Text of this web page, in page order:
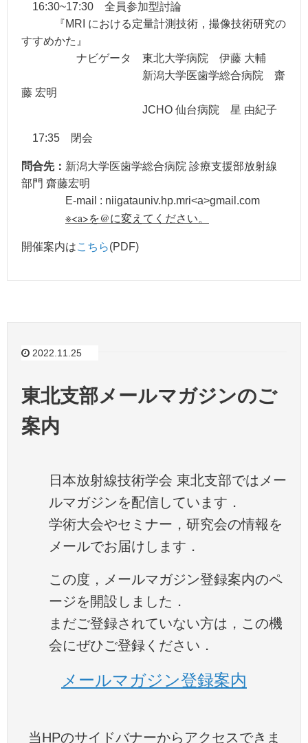
16:30~17:30 全員参加型討論
『MRI における定量計測技術，撮像技術研究の
すすめかた』
ナビゲータ 東北⼤学病院 伊藤 ⼤輔
新潟⼤学医⻭学総合病院 齋
藤 宏明
JCHO 仙台病院 星 由紀⼦
17:35 閉会
問合先： 新潟⼤学医⻭学総合病院 診療⽀援部放射線
部⾨ 齋藤宏明
E-mail : niigatauniv.hp.mri<a>gmail.com
※<a>を@に変えてください。
開催案内はこちら(PDF)
2022.11.25
東北支部メールマガジンのご
案内
日本放射線技術学会 東北支部ではメー
ルマガジンを配信しています．
学術大会やセミナー，研究会の情報を
メールでお届けします．
この度，メールマガジン登録案内のペ
ージを開設しました．
まだご登録されていない方は，この機
会にぜひご登録ください．
メールマガジン登録案内
当HPのサイドバナーからアクセスできま